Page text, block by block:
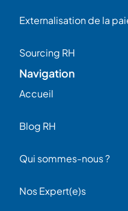
Externalisation de la
Sourcing RH
Navigation
Accueil
Blog RH
Qui sommes-nous ?
Nos Expert(e)s